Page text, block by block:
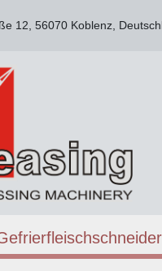
12, 56070 Koblenz,